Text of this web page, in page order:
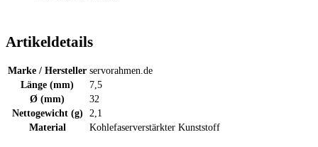
Artikeldetails
Marke / Hersteller servorahmen.de
Länge (mm)
7,5
Ø (mm)
32
Nettogewicht (g)
2,1
Material
Kohlefaserverstärkter Kunststoff